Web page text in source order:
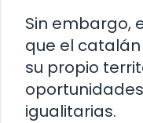
Sin embargo,
que el
su propio
igualitarias.